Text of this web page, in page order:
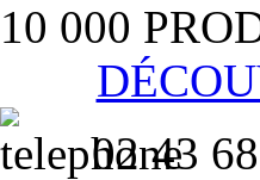
10 000
02 43